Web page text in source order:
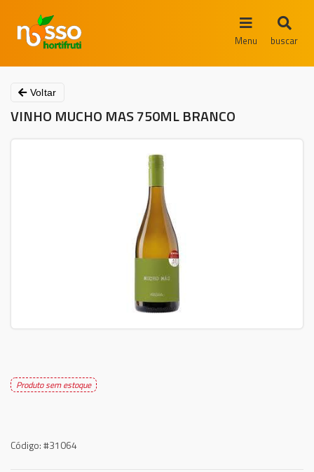
Menu buscar
Voltar
VINHO MUCHO MAS 750ML BRANCO
Produto sem estoque
Código:#31064